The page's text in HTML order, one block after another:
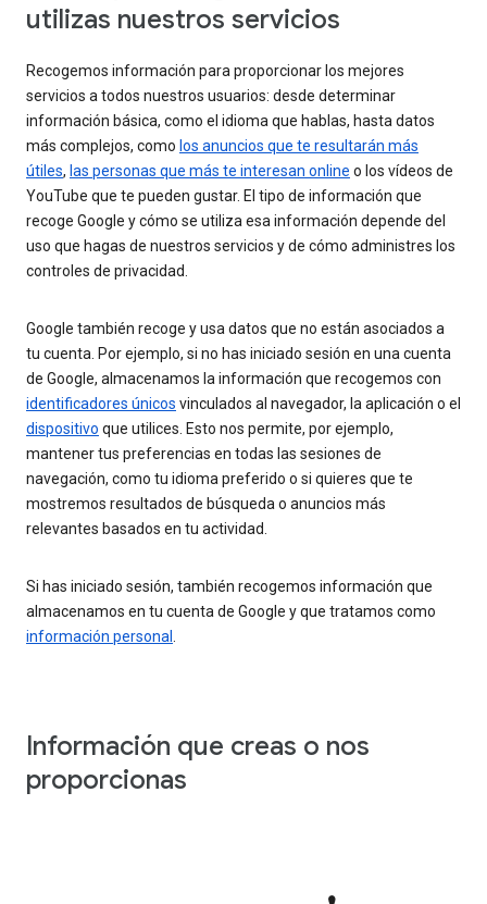
utilizas nuestros servicios
Recogemos información para proporcionar los mejores
servicios a todos nuestros usuarios: desde determinar
información básica, como el idioma que hablas, hasta datos
más complejos, como los anuncios que te resultarán más
útiles, las personas que más te interesan online o los vídeos de
YouTube que te pueden gustar. El tipo de información que
recoge Google y cómo se utiliza esa información depende del
uso que hagas de nuestros servicios y de cómo administres los
controles de privacidad.
Google también recoge y usa datos que no están asociados a
tu cuenta. Por ejemplo, si no has iniciado sesión en una cuenta
de Google, almacenamos la información que recogemos con
identificadores únicos vinculados al navegador, la aplicación o el
dispositivo que utilices. Esto nos permite, por ejemplo,
mantener tus preferencias en todas las sesiones de
navegación, como tu idioma preferido o si quieres que te
mostremos resultados de búsqueda o anuncios más
relevantes basados en tu actividad.
Si has iniciado sesión, también recogemos información que
almacenamos en tu cuenta de Google y que tratamos como
información personal
Información que creas o nos
proporcionas